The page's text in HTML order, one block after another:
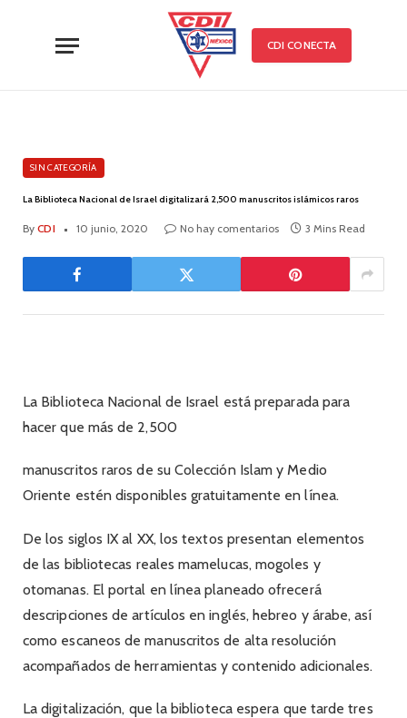
CDI CONECTA
SIN CATEGORÍA
La Biblioteca Nacional de Israel digitalizará 2,500 manuscritos islámicos raros
By CDI 10 junio, 2020 No hay comentarios 3 Mins Read
La Biblioteca Nacional de Israel está preparada para
hacer que más de 2,500
manuscritos raros de su Colección Islam y Medio
Oriente estén disponibles gratuitamente en línea.
De los siglos IX al XX, los textos presentan elementos
de las bibliotecas reales mamelucas, mogoles y
otomanas. El portal en línea planeado ofrecerá
descripciones de artículos en inglés, hebreo y árabe, así
como escaneos de manuscritos de alta resolución
acompañados de herramientas y contenido adicionales.
La digitalización, que la biblioteca espera que tarde tres